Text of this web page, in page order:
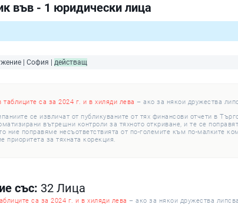
във - 1 юридически лица
| София | действащ
са за 2024 г. и в хиляди лева – ако за някои дружества
се извличат от публикуваните от тях финансови отчети в
вътрешни контроли за тяхното откриване, и те се
ние поправяме несъответствията от по-големите към по-малките
за тяхната корекция.
със: 32 Лица
са за 2024 г. и в хиляди лева – ако за някои дружества